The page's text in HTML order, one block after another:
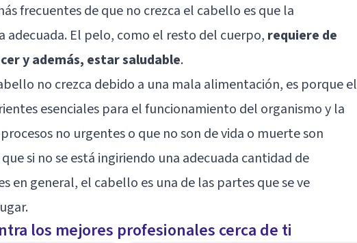
frecuentes de que no crezca el cabello es que la
adecuada. El pelo, como el resto del cuerpo, requiere de
y además, estar saludable.
no crezca debido a una mala alimentación, es porque el
esenciales para el funcionamiento del organismo y la
no urgentes o que no son de vida o muerte son
si no se está ingiriendo una adecuada cantidad de
en general, el cabello es una de las partes que se ve
los mejores profesionales cerca de ti